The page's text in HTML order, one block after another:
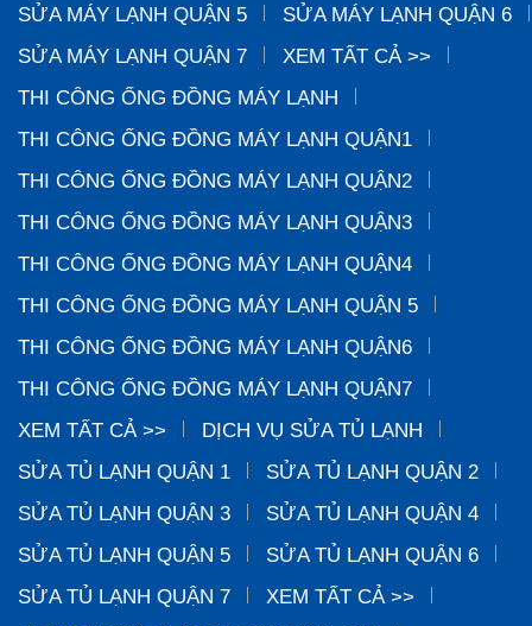
SỬA MÁY LẠNH QUẬN 5
SỬA MÁY LẠNH QUẬN 6
SỬA MÁY LẠNH QUẬN 7
XEM TẤT CẢ >>
THI CÔNG ỐNG ĐỒNG MÁY LẠNH
THI CÔNG ỐNG ĐỒNG MÁY LẠNH QUẬN1
THI CÔNG ỐNG ĐỒNG MÁY LẠNH QUẬN2
THI CÔNG ỐNG ĐỒNG MÁY LẠNH QUẬN3
THI CÔNG ỐNG ĐỒNG MÁY LẠNH QUẬN4
THI CÔNG ỐNG ĐỒNG MÁY LẠNH QUẬN 5
THI CÔNG ỐNG ĐỒNG MÁY LẠNH QUẬN6
THI CÔNG ỐNG ĐỒNG MÁY LẠNH QUẬN7
XEM TẤT CẢ >>
DỊCH VỤ SỬA TỦ LẠNH
SỬA TỦ LẠNH QUẬN 1
SỬA TỦ LẠNH QUẬN 2
SỬA TỦ LẠNH QUẬN 3
SỬA TỦ LẠNH QUẬN 4
SỬA TỦ LẠNH QUẬN 5
SỬA TỦ LẠNH QUẬN 6
SỬA TỦ LẠNH QUẬN 7
XEM TẤT CẢ >>